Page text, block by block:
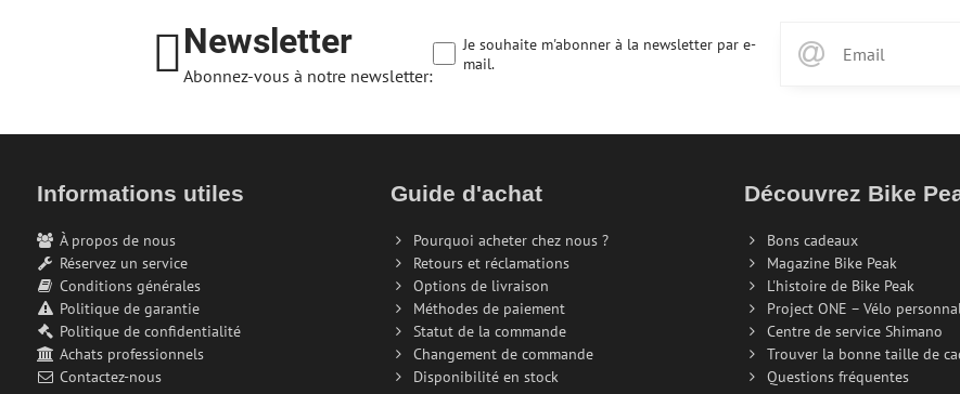
Newsletter
Abonnez-vous à notre newsletter:
Je souhaite m'abonner à la newsletter par e-
mail.
Informations utiles
À propos de nous
Réservez un service
Conditions générales
Politique de garantie
Politique de confidentialité
Achats professionnels
Contactez-nous
Guide d'achat
Pourquoi acheter chez nous ?
Retours et réclamations
Options de livraison
Méthodes de paiement
Statut de la commande
Changement de commande
Disponibilité en stock
Découvrez Bike
Bons cadeaux
Magazine Bike Peak
L'histoire de Bike Peak
Project ONE – Vélo
Centre de service Shimano
Trouver la bonne taille de
Questions fréquentes